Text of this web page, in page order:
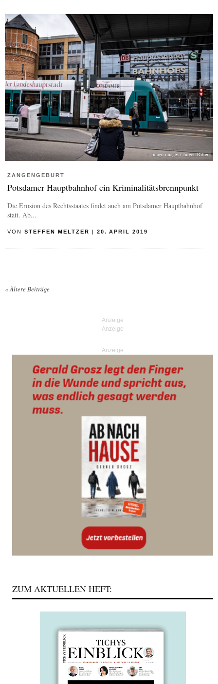
imago images / Jürgen Ritter
ZANGENGEBURT
Potsdamer Hauptbahnhof ein Kriminalitätsbrennpunkt
Die Erosion des Rechtsstaates findet auch am Potsdamer Hauptbahnhof
statt. Ab...
VON STEFFEN MELTZER 20. APRIL 2019
«Ältere Beiträge
Anzeige
ZUM AKTUELLEN HEFT: